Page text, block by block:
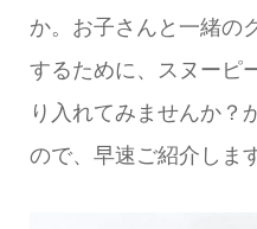
か。お子さんと一緒の
するために、スヌーピ
り入れてみませんか？
ので、早速ご紹介します